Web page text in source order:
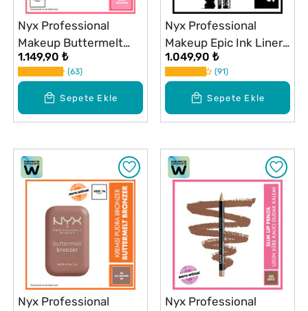
Sepete Ekle
Nyx Professional
Makeup Buttermelt
Blush Kremsi Pudra
Allık 02 Butta Together
1.149,90 ₺
63
Sepete Ekle
Nyx Professional
Makeup Epic Ink Liner
Siyah
1.049,90 ₺
91
Nyx Professional
Nyx Professional